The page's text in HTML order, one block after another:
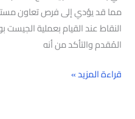
مما قد يؤدي إلى فرص تعاون
النقاط عند القيام بعملية
المُقدم والتأكد من أنه
قراءة المزيد »